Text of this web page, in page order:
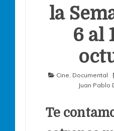
la
6 al
Cine Documental
Juan Pablo
Te